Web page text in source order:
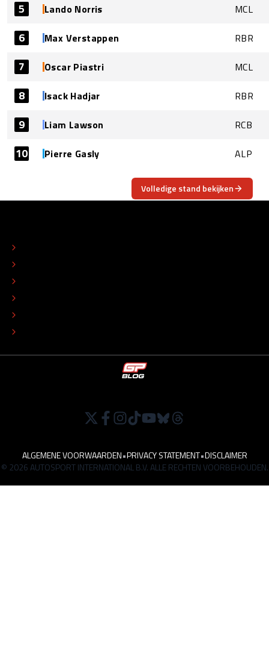
5 Lando Norris MCL
6 Max Verstappen RBR
7 Oscar Piastri MCL
8 Isack Hadjar RBR
9 Liam Lawson RCB
10 Pierre Gasly ALP
Volledige stand bekijken
ALGEMENE VOORWAARDEN•PRIVACY STATEMENT•DISCLAIMER
© 2026 AUTOSPORT INTERNATIONAL B.V. ALLE RECHTEN VOORBEHOUDEN.